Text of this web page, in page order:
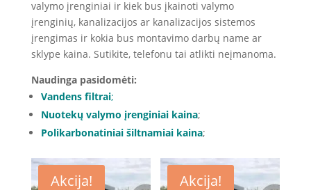
valymo įrenginiai ir kiek bus įkainoti valymo
įrenginių, kanalizacijos ar kanalizacijos sistemos
įrengimas ir kokia bus montavimo darbų name ar
sklype kaina. Sutikite, telefonu tai atlikti neįmanoma.
Naudinga pasidomėti:
Vandens filtrai;
Nuotekų valymo įrenginiai kaina;
Polikarbonatiniai šiltnamiai kaina;
Akcija! Akcija!